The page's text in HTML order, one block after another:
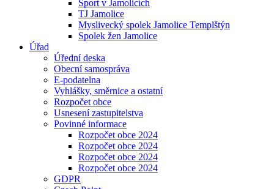
Sport v Jamolicích
TJ Jamolice
Myslivecký spolek Jamolice Templštýn
Spolek žen Jamolice
Úřad
Úřední deska
Obecní samospráva
E-podatelna
Vyhlášky, směrnice a ostatní
Rozpočet obce
Usnesení zastupitelstva
Povinné informace
Rozpočet obce 2024
Rozpočet obce 2024
Rozpočet obce 2024
Rozpočet obce 2024
GDPR